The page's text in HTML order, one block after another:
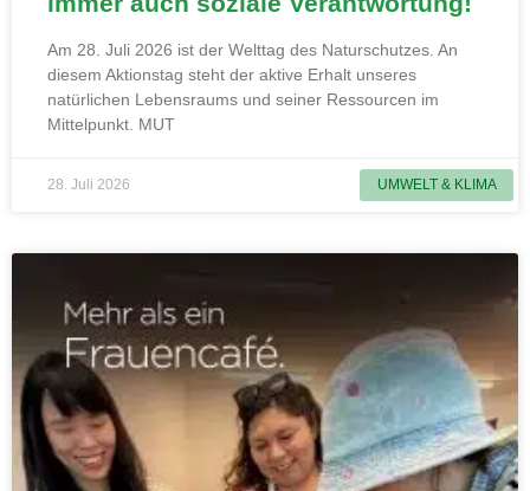
UMWELT & KLIMA
Am 28. Juli 2026 ist der Welttag des Naturschutzes. An
diesem Aktionstag steht der aktive Erhalt unseres
natürlichen Lebensraums und seiner Ressourcen im
Mittelpunkt. MUT
28. Juli 2026